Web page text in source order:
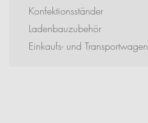
Konfektionsständer
Ladenbauzubehör
Einkaufs- und Transportwagen